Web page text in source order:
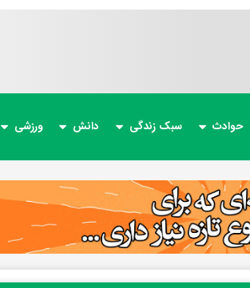
حوادث سبک زندگی دانش ورزشی